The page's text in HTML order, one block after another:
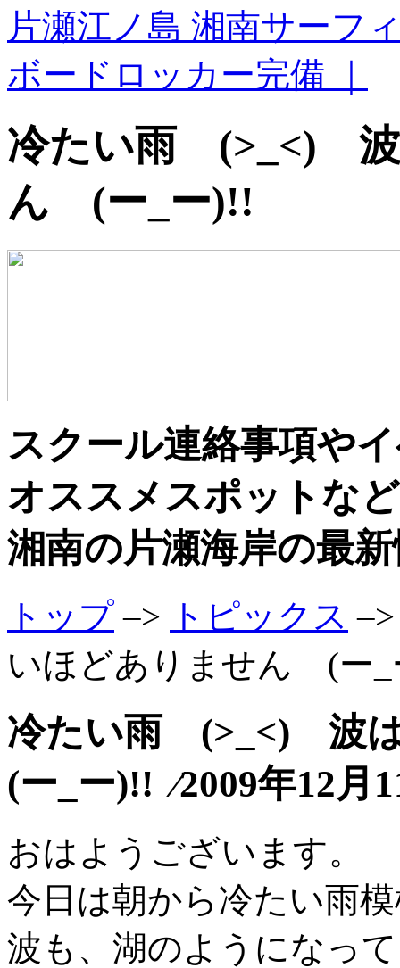
片瀬江ノ島 湘南サーフ
ボードロッカー完備 ｜
冷たい雨 (>_<) 波
ん (ー_ー)!!
スクール連絡事項や
オススメスポットなど
湘南の片瀬海岸の最
トップ –> トピックス
いほどありません (ー_
冷たい雨 (>_<) 波
(ー_ー)!! ⁄2009年12月
おはようございます。
今日は朝から冷たい雨
波も、湖のようになっ